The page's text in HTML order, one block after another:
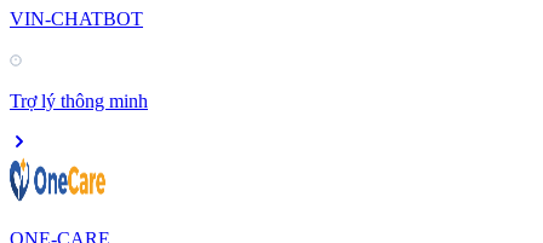
VIN-CHATBOT
Trợ lý thông minh
ONE-CARE